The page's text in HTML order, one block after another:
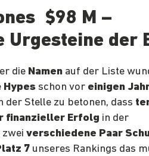
$98 M –
Urgesteine der
die Namen auf der Liste
Hypes schon vor einigen
der Stelle zu betonen, dass
finanzieller Erfolg in der
verschiedene Paar
7 unseres Rankings das